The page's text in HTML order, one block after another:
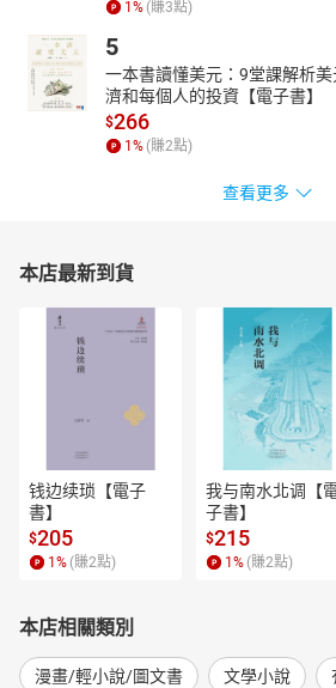
1 % (賺3點)
5
一本書讀懂美元：9堂課解析
濟和每個人的投資【電子書】
$266
1 % (賺2點)
查看更多
本店最新到貨
钱边续琐【電子
書】
$205
1 % (賺2點)
我与南水北调【
子書】
$215
1 % (賺2點)
本店相關類別
漫畫/輕小說/圖文書 文學小說